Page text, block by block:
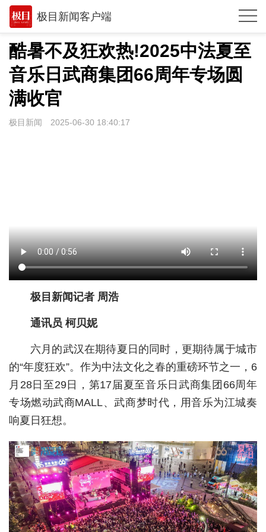
极目新闻客户端
推荐
观点
时政
湖北
极客圈
经济
悠游
相亲
汽车
消费
创意
文化
酷暑不及狂欢热!2025中法夏至
音乐日武商集团66周年专场圆
满收官
极目新闻 2025-06-30 18:40:17
极目新闻记者 周浩
通讯员 柯贝妮
六月的武汉在期待夏日的同时，更期待属于城市
的“年度狂欢”。作为中法文化之春的重磅环节之一，6
月28日至29日，第17届夏至音乐日武商集团66周年
专场燃动武商MALL、武商梦时代，用音乐为江城奏
响夏日狂想。